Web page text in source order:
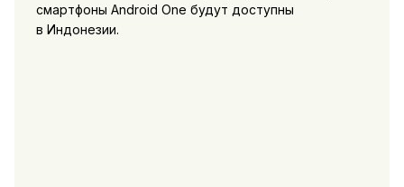
смартфоны Android One будут доступны
в Индонезии.